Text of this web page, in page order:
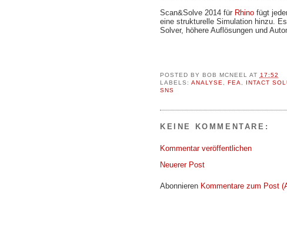
Scan&Solve 2014 für Rhino fügt
eine strukturelle Simulation hinzu.
Solver, höhere Auflösungen und
POSTED BY BOB MCNEEL AT 17:52
LABELS: ANALYSE FEA INTACT
SNS
KEINE KOMMENTARE:
Kommentar veröffentlichen
Neuerer Post
Abonnieren Kommentare zum Post